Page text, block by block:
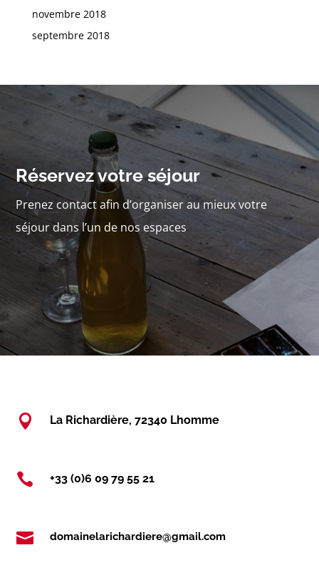
novembre 2018
septembre 2018
Réservez votre séjour
Prenez contact afin d’organiser au mieux votre
séjour dans l’un de nos espaces
 La Richardière, 72340 Lhomme
 +33 (0)6 09 79 55 21
 domainelarichardiere@gmail.com